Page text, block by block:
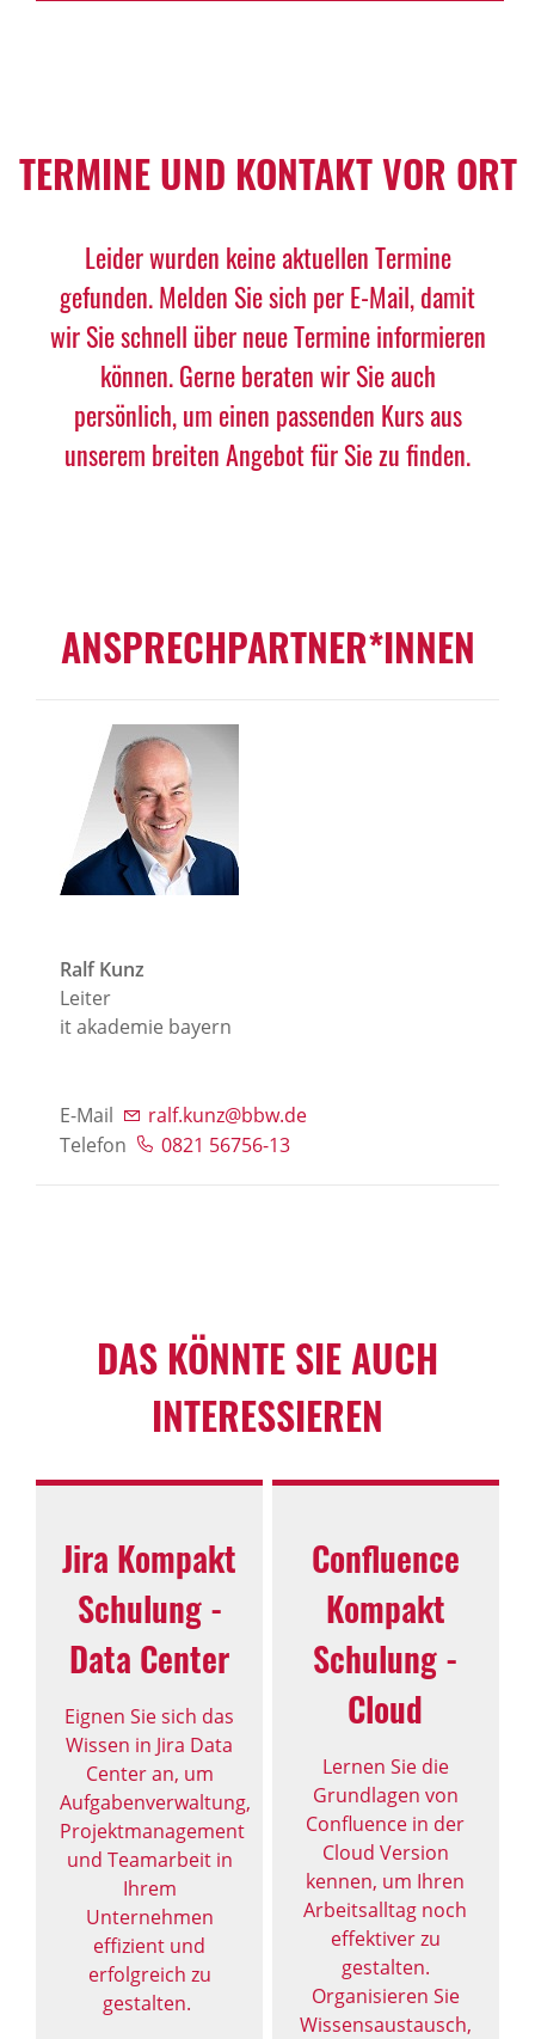
TERMINE UND KONTAKT VOR ORT
Leider wurden keine aktuellen Termine
gefunden. Melden Sie sich per E-Mail, damit
wir Sie schnell über neue Termine informieren
können. Gerne beraten wir Sie auch
persönlich, um einen passenden Kurs aus
unserem breiten Angebot für Sie zu finden.
ANSPRECHPARTNER*INNEN
Ralf Kunz
Leiter
it akademie bayern
E-Mail
ralf.kunz@bbw.de
Telefon
0821 56756-13
DAS KÖNNTE SIE AUCH
INTERESSIEREN
Jira Kompakt
Schulung -
Data Center
Eignen Sie sich das
Wissen in Jira Data
Center an, um
Aufgabenverwaltung,
Projektmanagement
und Teamarbeit in
Ihrem
Unternehmen
effizient und
erfolgreich zu
gestalten.
Confluence
Kompakt
Schulung -
Cloud
Lernen Sie die
Grundlagen von
Confluence in der
Cloud Version
kennen, um Ihren
Arbeitsalltag noch
effektiver zu
gestalten.
Organisieren Sie
Wissensaustausch,